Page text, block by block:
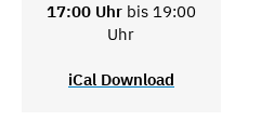
17:00 Uhr bis 19:00
Uhr
iCal Download